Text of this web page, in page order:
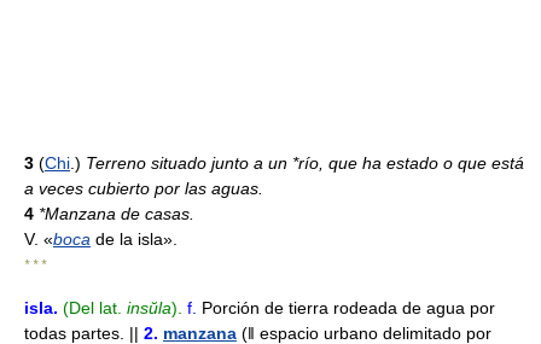
3 (Chi .) Terreno situado junto a un *río, que ha estado o que está
a veces cubierto por las aguas.
4 *Manzana de casas.
V. «boca de la isla».
* * *
isla. (Del lat. insŭla). f. Porción de tierra rodeada de agua por
todas partes. || 2. manzana (ǁ espacio urbano delimitado por